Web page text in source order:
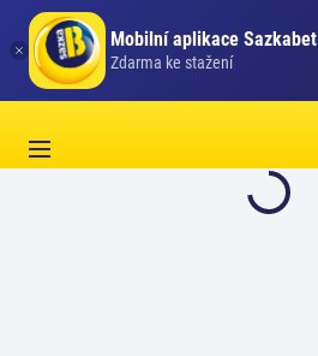
Mobilní aplikace Sazkabet
Zdarma ke stažení